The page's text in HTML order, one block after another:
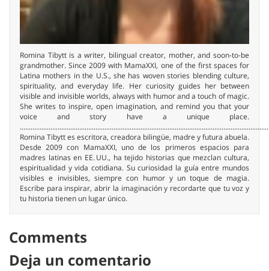
Romina Tibytt is a writer, bilingual creator, mother, and soon-to-be
grandmother. Since 2009 with MamaXXI, one of the first spaces for
Latina mothers in the U.S., she has woven stories blending culture,
spirituality, and everyday life. Her curiosity guides her between
visible and invisible worlds, always with humor and a touch of magic.
She writes to inspire, open imagination, and remind you that your
voice and story have a unique place.
Romina Tibytt es escritora, creadora bilingüe, madre y futura abuela.
Desde 2009 con MamaXXI, uno de los primeros espacios para
madres latinas en EE. UU., ha tejido historias que mezclan cultura,
espiritualidad y vida cotidiana. Su curiosidad la guía entre mundos
visibles e invisibles, siempre con humor y un toque de magia.
Escribe para inspirar, abrir la imaginación y recordarte que tu voz y
tu historia tienen un lugar único.
Comments
Deja un comentario